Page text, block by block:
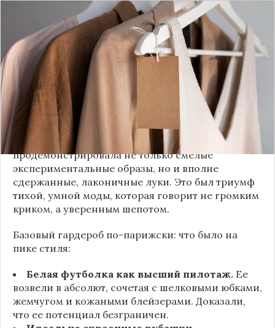
Принято считать, что Неделя моды в Париже —
это исключительно про безумные тренды, на
которые обычный человек посмотрит с
недоумением. Но самый интересный тренд этого
сезона был обращен к реальной жизни. Показы
доказали: истинная роскошь и мастерство стиля
заключаются не в эпатаже, а в виртуозном
владении базовыми вещами.
Как тонко подметила автор канала «Деловая
косметичка», завершившаяся неделя моды
продемонстрировала не только смелые
экспериментальные образы, но и вполне
сдержанные, лаконичные луки. Это был триумф
тихой, умной моды, которая говорит не громким
криком, а уверенным шепотом.
Базовый гардероб по-парижски: что было на
пике стиля:
Белая футболка как высший пилотаж. Ее
возвели в абсолют, сочетая с шелковыми юбками,
жемчугом и кожаными блейзерами. Доказали,
что ее потенциал безграничен.